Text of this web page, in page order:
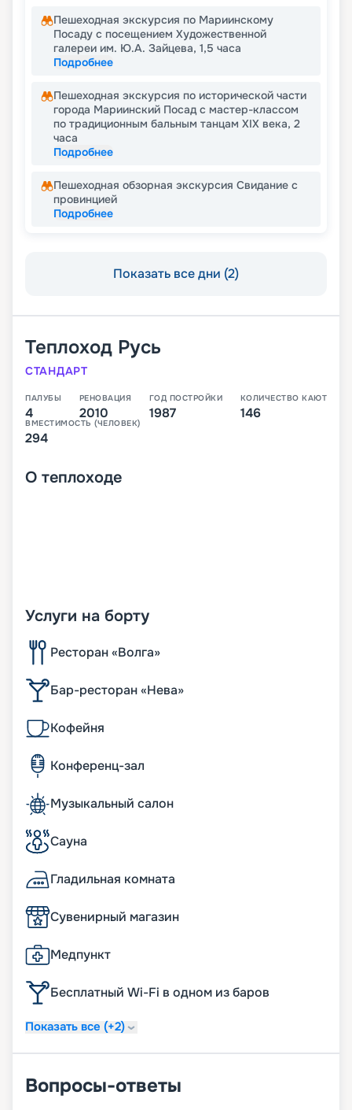
Пешеходная экскурсия по Мариинскому
Посаду с посещением Художественной
галереи им. Ю.А. Зайцева, 1,5 часа
Подробнее
Пешеходная экскурсия по исторической части
города Мариинский Посад с мастер-классом
по традиционным бальным танцам XIX века, 2
часа
Подробнее
Пешеходная обзорная экскурсия Свидание с
провинцией
Подробнее
Показать все дни (2)
Теплоход Русь
СТАНДАРТ
ПАЛУБЫ
4
РЕНОВАЦИЯ
2010
ГОД ПОСТРОЙКИ
1987
КОЛИЧЕСТВО КАЮТ
146
ВМЕСТИМОСТЬ (ЧЕЛОВЕК)
294
О теплоходе
Услуги на борту
Ресторан «Волга»
Бар-ресторан «Нева»
Кофейня
Конференц-зал
Музыкальный салон
Сауна
Гладильная комната
Сувенирный магазин
Медпункт
Бесплатный Wi-Fi в одном из баров
Показать все (+2)
Вопросы-ответы